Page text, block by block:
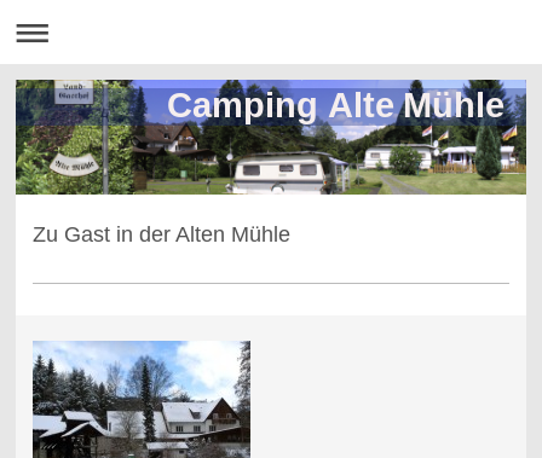
Camping Alte Mühle
Zu Gast in der Alten Mühle